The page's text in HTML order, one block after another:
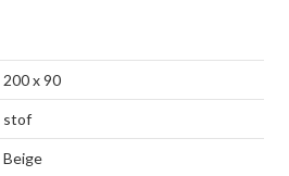
200 x 90
stof
Beige